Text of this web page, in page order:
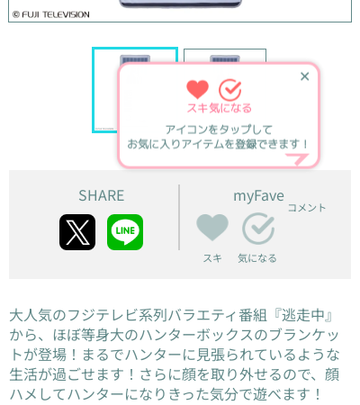
✕
スキ気になる
アイコンをタップして
お気に入りアイテムを登録できます！
SHARE myFave
スキ 気になる
コメント
大人気のフジテレビ系列バラエティ番組『逃走中』
から、ほぼ等身大のハンターボックスのブランケッ
トが登場！まるでハンターに見張られているような
生活が過ごせます！さらに顔を取り外せるので、顔
ハメしてハンターになりきった気分で遊べます！